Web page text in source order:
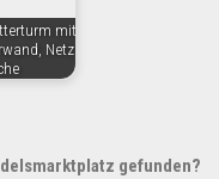
mit
Netz
gefunden?